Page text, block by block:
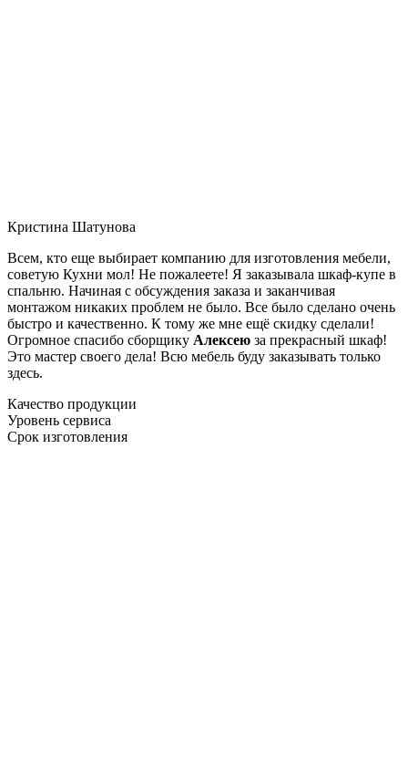
Кристина Шатунова
Всем, кто еще выбирает компанию для изготовления мебели,
советую Кухни мол! Не пожалеете! Я заказывала шкаф-купе в
спальню. Начиная с обсуждения заказа и заканчивая
монтажом никаких проблем не было. Все было сделано очень
быстро и качественно. К тому же мне ещё скидку сделали!
Огромное спасибо сборщику Алексею за прекрасный шкаф!
Это мастер своего дела! Всю мебель буду заказывать только
здесь.
Качество продукции
Уровень сервиса
Срок изготовления